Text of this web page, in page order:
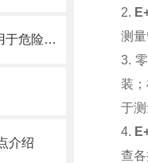
DI523A型IFM速度监控器适用于危险环境
介绍
2.
测
3.
装
于
4.
查